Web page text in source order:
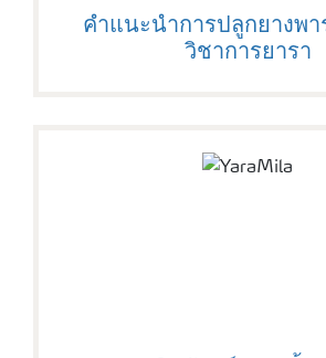
คำแนะนำการปลูกยางพา
วิชาการยารา